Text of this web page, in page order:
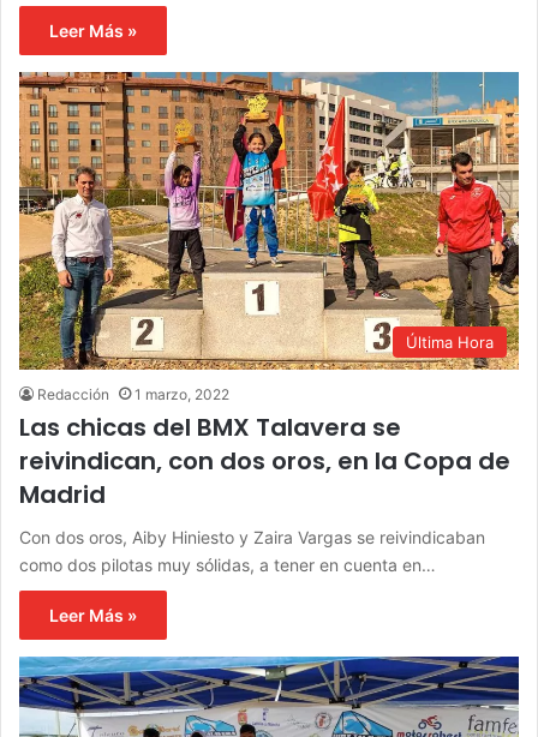
Leer Más »
Última Hora
Redacción 1 marzo, 2022
Las chicas del BMX Talavera se
reivindican, con dos oros, en la Copa de
Madrid
Con dos oros, Aiby Hiniesto y Zaira Vargas se reivindicaban
como dos pilotas muy sólidas, a tener en cuenta en…
Leer Más »